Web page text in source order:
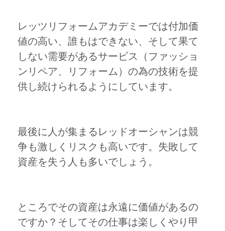
レッツリフォームアカデミーでは付加価
値の高い、誰もはできない、そして果て
しない需要があるサービス（ファッショ
ンリペア、リフォーム）の為の技術を提
供し続けられるようにしています。
最後に人が集まるレッドオーシャンは競
争も激しくリスクも高いです。失敗して
資産を失う人も多いでしょう。
ところでその資産は永遠に価値があるの
ですか？そしてその仕事は楽しくやり甲